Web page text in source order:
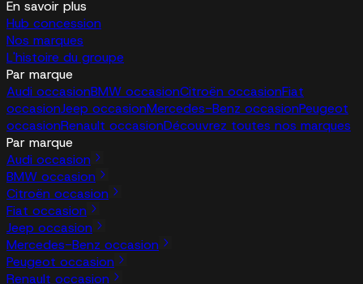
En savoir plus
Hub concession
Nos marques
L'histoire du groupe
Par marque
Audi occasionBMW occasionCitroën occasionFiat
occasionJeep occasionMercedes-Benz occasionPeugeot
occasionRenault occasionDécouvrez toutes nos marques
Par marque
Audi occasion
BMW occasion
Citroën occasion
Fiat occasion
Jeep occasion
Mercedes-Benz occasion
Peugeot occasion
Renault occasion